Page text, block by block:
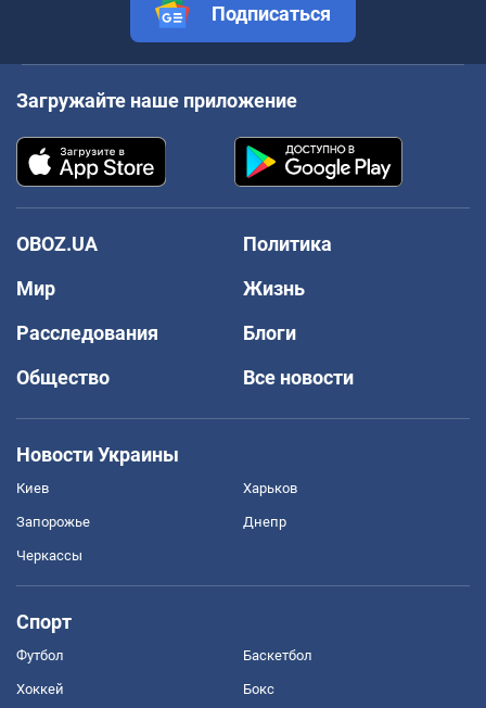
Подписаться
Загружайте наше приложение
OBOZ.UA
Политика
Мир
Жизнь
Расследования
Блоги
Общество
Все новости
Новости Украины
Киев Харьков
Запорожье Днепр
Черкассы
Спорт
Футбол Баскетбол
Хоккей Бокс